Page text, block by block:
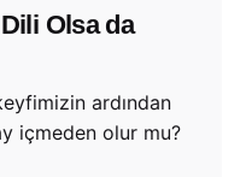
Olsa da
ardından
içmeden olur mu?